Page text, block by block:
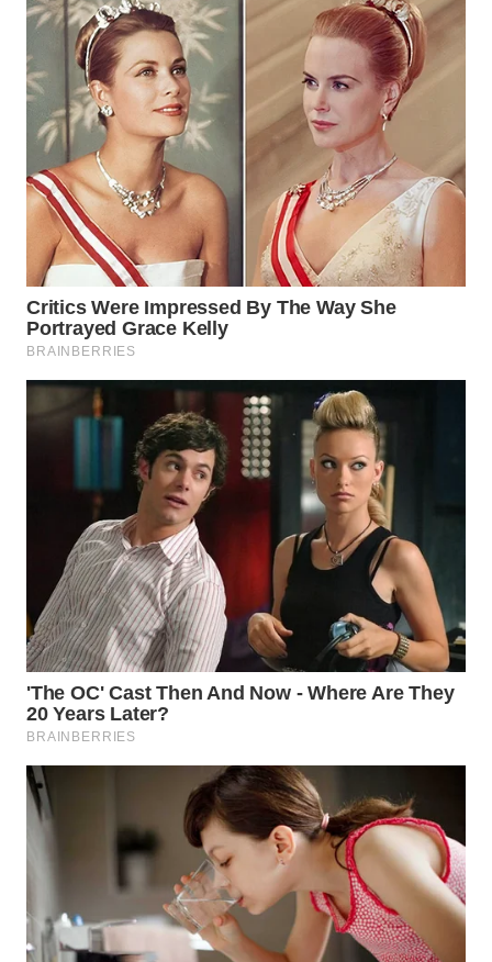
WN DELI
SERDANG
WN
TEBING
TINGGI
WN
PAKPAK
WN
KARAWANG
WN
BEKASI
WN
DEPOK
WN
TAPANULI
UTARA
WN
SAMOSIR
WN
SUMEDANG